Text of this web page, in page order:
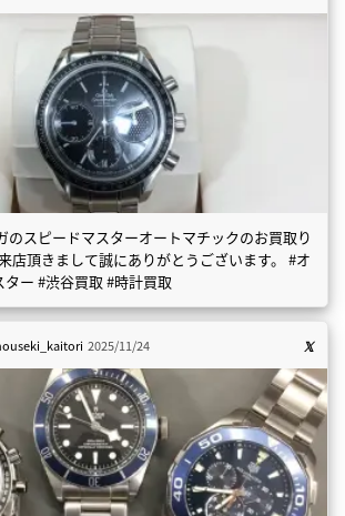
のスピードマスターオートマチックのお買取り
店頂きまして誠にありがとうございます。 #オ
ー #渋谷買取 #時計買取
2025/11/24